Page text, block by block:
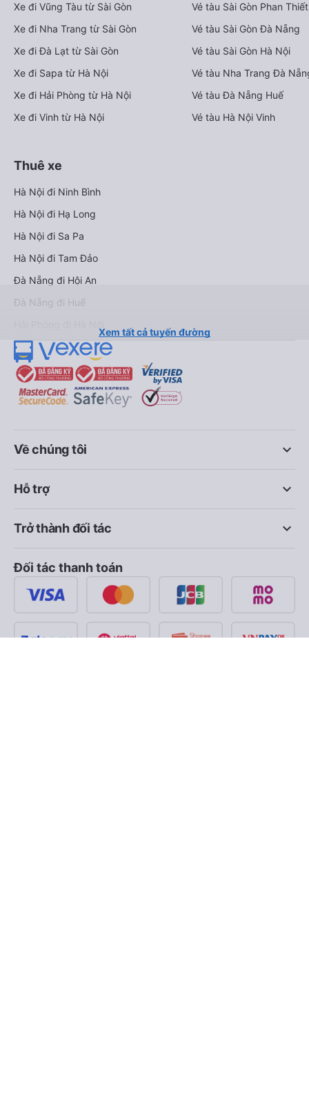
Xe đi Vũng Tàu từ Sài Gòn
Xe đi Nha Trang từ Sài Gòn
Xe đi Đà Lạt từ Sài Gòn
Xe đi Sapa từ Hà Nội
Xe đi Hải Phòng từ Hà Nội
Xe đi Vinh từ Hà Nội
Vé tàu Sài Gòn Phan Thiết
Vé tàu Sài Gòn Đà Nẵng
Vé tàu Sài Gòn Hà Nội
Vé tàu Nha Trang Đà
Vé tàu Đà Nẵng Huế
Vé tàu Hà Nội Vinh
Thuê xe
Hà Nội đi Ninh Bình
Hà Nội đi Hạ Long
Hà Nội đi Sa Pa
Hà Nội đi Tam Đảo
Đà Nẵng đi Hội An
Đà Nẵng đi Huế
Xem tất cả tuyến đường
keyboard_arrow_down
Về chúng tôi
keyboard_arrow_down
Hỗ trợ
keyboard_arrow_down
Trở thành đối tác
Đối tác thanh toán